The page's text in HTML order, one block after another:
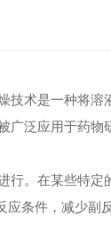
术是一种将
泛应用于药物
。在某些特定
条件，减少副